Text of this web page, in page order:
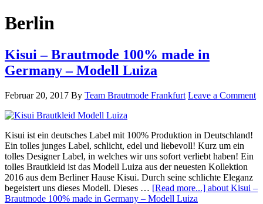
Berlin
Kisui – Brautmode 100% made in
Germany – Modell Luiza
Februar 20, 2017 By Team Brautmode Frankfurt Leave a Comment
Kisui ist ein deutsches Label mit 100% Produktion in Deutschland!
Ein tolles junges Label, schlicht, edel und liebevoll! Kurz um ein
tolles Designer Label, in welches wir uns sofort verliebt haben! Ein
tolles Brautkleid ist das Modell Luiza aus der neuesten Kollektion
2016 aus dem Berliner Hause Kisui. Durch seine schlichte Eleganz
begeistert uns dieses Modell. Dieses … [Read more...] about Kisui –
Brautmode 100% made in Germany – Modell Luiza